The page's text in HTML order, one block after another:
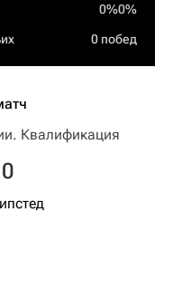
0%0%
0 побед
Квалификация
0